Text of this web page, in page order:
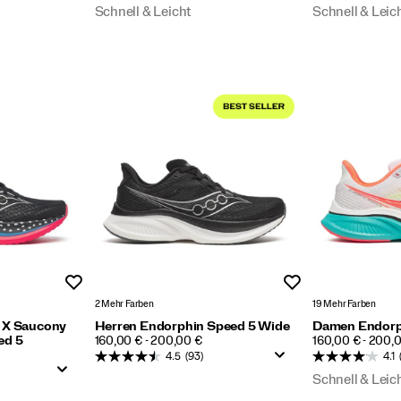
Schnell & Leicht Schnell &
Saucony
5
2 Mehr Farben
Herren Endorphin Speed 5 Wide
PRICE
160,00 € - 200,00 €
4.5 (93)
19 Mehr Farben
Damen
PRICE
160,00 € -
4.1
Schnell &